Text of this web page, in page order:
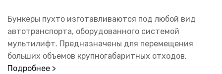
Бункеры пухто изготавливаются под любой вид
автотранспорта, оборудованного системой
мультилифт. Предназначены для перемещения
больших объемов крупногабаритных отходов.
Подробнее >